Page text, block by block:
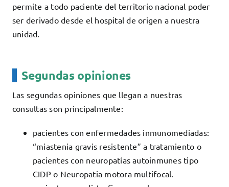
permite a todo paciente del territorio nacional poder
ser derivado desde el hospital de origen a nuestra
unidad.
Segundas opiniones
Las segundas opiniones que llegan a nuestras
consultas son principalmente:
pacientes con enfermedades inmunomediadas:
“miastenia gravis resistente” a tratamiento o
pacientes con neuropatías autoinmunes tipo
CIDP o Neuropatia motora multifocal.